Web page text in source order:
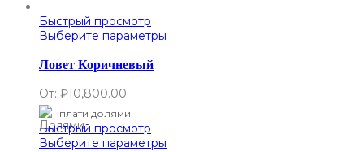
Быстрый просмотр
Выберите параметры
Ловет Коричневый
От: ₽10,800.00
плати долями
Быстрый просмотр
Выберите параметры